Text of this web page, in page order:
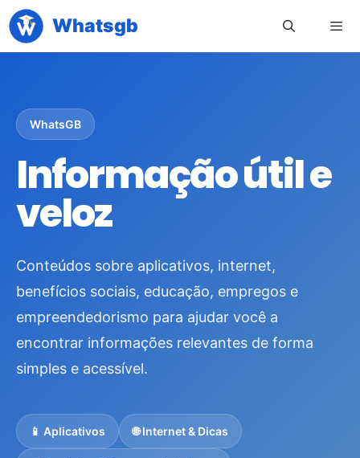
Pular
para
o
Whatsgb
WhatsGB
Informação útil e
veloz
Conteúdos sobre aplicativos, internet,
benefícios sociais, educação, empregos e
empreendedorismo para ajudar você a
encontrar informações relevantes de forma
simples e acessível.
📱 Aplicativos 🌐 Internet & Dicas